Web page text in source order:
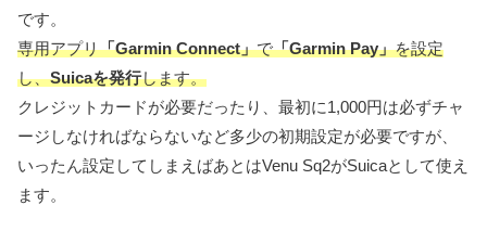
です。
専用アプリ「Garmin Connect」で「Garmin Pay」を設定
し、Suicaを発行します。
クレジットカードが必要だったり、最初に1,000円は必ずチャ
ージしなければならないなど多少の初期設定が必要ですが、
いったん設定してしまえばあとはVenu Sq2がSuicaとして使え
ます。